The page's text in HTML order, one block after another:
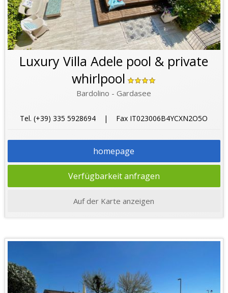
Luxury Villa Adele pool & private
whirlpool
Bardolino - Gardasee
Tel. (+39) 335 5928694 | Fax IT023006B4YCXN2O5O
homepage
Verfügbarkeit anfragen
Auf der Karte anzeigen